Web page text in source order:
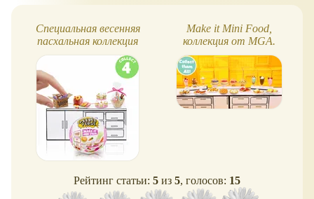
Специальная весенняя
пасхальная коллекция
Miniverse Make It Mini
Make it Mini Food,
коллекция от MGA.
Делаем реалистичные
миниатюрные
продукты!
Рейтинг статьи: 5 из 5, голосов: 15